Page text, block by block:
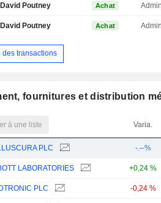
David Poutney Achat
David Poutney Achat
des transactions
fournitures et distribution
à une liste Varia.
PLC -.--%
LABORATORIES +0,24 %
PLC -0,24 %